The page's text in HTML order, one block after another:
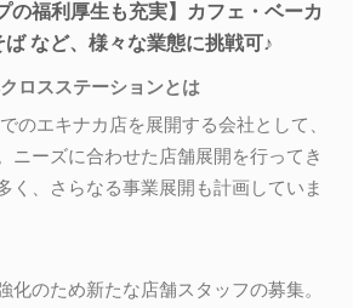
の福利厚生も充実】カフェ・ベーカ
など、様々な業態に挑戦可♪
ロスステーションとは
のエキナカ店を展開する会社として、
ニーズに合わせた店舗展開を行ってき
く、さらなる事業展開も計画していま
化のため新たな店舗スタッフの募集。